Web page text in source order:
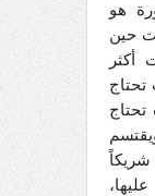
هو
حين
أكثر
تحتاج
تحتاج
شريكاً